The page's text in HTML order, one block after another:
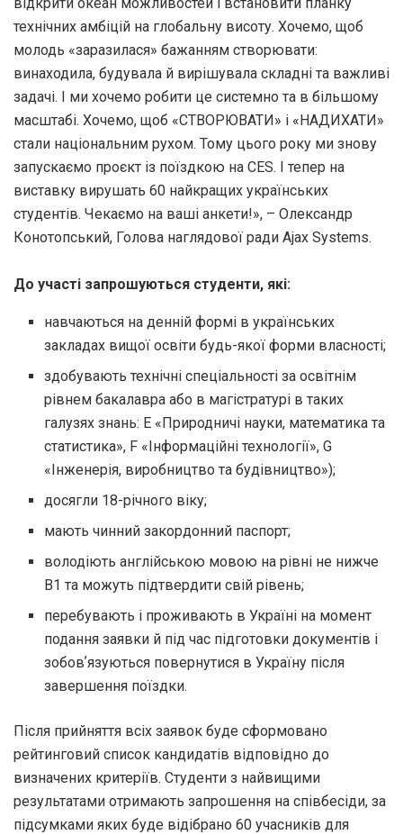
технічних амбіцій на глобальну висоту. Хочемо, щоб
молодь «заразилася» бажанням створювати:
винаходила, будувала й вирішувала складні та важливі
задачі. І ми хочемо робити це системно та в більшому
масштабі. Хочемо, щоб «СТВОРЮВАТИ» і «НАДИХАТИ»
стали національним рухом. Тому цього року ми знову
запускаємо проєкт із поїздкою на CES. І тепер на
виставку вирушать 60 найкращих українських
студентів. Чекаємо на ваші анкети!», – Олександр
Конотопський, Голова наглядової ради Ajax Systems.
До участі запрошуються студенти, які:
навчаються на денній формі в українських
закладах вищої освіти будь-якої форми власності;
здобувають технічні спеціальності за освітнім
рівнем бакалавра або в магістратурі в таких
галузях знань: E «Природничі науки, математика та
статистика», F «Інформаційні технології», G
«Інженерія, виробництво та будівництво»);
досягли 18-річного віку;
мають чинний закордонний паспорт;
володіють англійською мовою на рівні не нижче
B1 та можуть підтвердити свій рівень;
перебувають і проживають в Україні на момент
подання заявки й під час підготовки документів і
зобовʼязуються повернутися в Україну після
завершення поїздки.
Після прийняття всіх заявок буде сформовано
рейтинговий список кандидатів відповідно до
визначених критеріїв. Студенти з найвищими
результатами отримають запрошення на співбесіди, за
підсумками яких буде відібрано 60 учасників для